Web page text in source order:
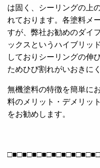
は固く、シーリングの上
れております。各塗料メ
すが、弊社お勧めのダイ
ックスというハイブリッ
しておりシーリングの伸
ためひび割れがいおきに
無機塗料の特徴を簡単に
料のメリット・デメリッ
をお勧めします。